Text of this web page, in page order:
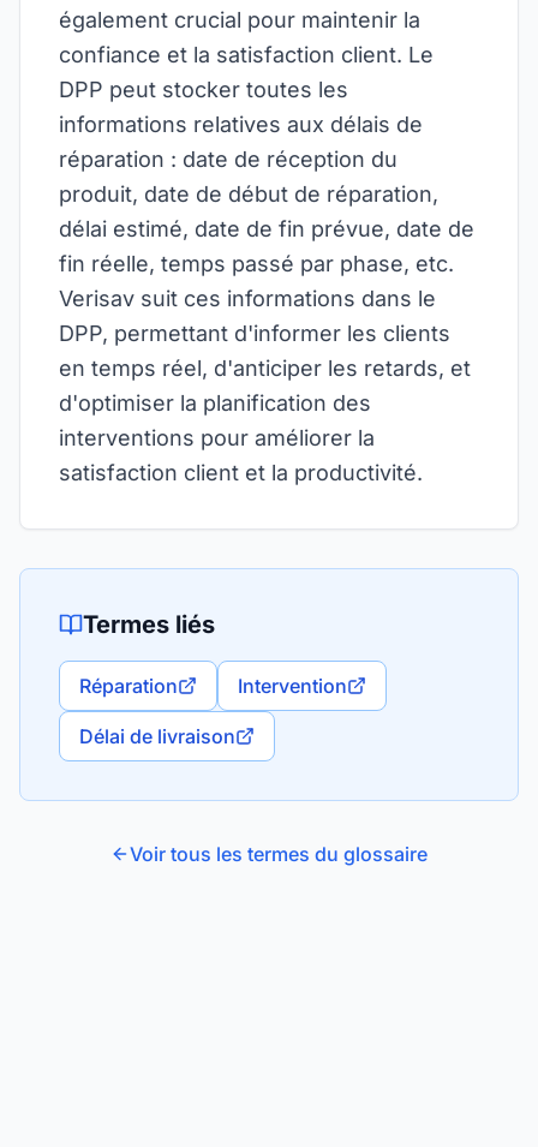
également crucial pour maintenir la
confiance et la satisfaction client. Le
DPP peut stocker toutes les
informations relatives aux délais de
réparation : date de réception du
produit, date de début de réparation,
délai estimé, date de fin prévue, date de
fin réelle, temps passé par phase, etc.
Verisav suit ces informations dans le
DPP, permettant d'informer les clients
en temps réel, d'anticiper les retards, et
d'optimiser la planification des
interventions pour améliorer la
satisfaction client et la productivité.
Termes liés
Réparation Intervention
Délai de livraison
Voir tous les termes du glossaire